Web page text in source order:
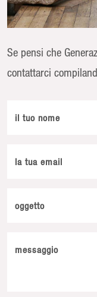
Se pensi che
contattarci
il tuo nome
la tua email
oggetto
messaggio